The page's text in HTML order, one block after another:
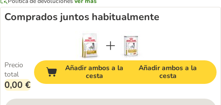
Comprados juntos habitualmente
Precio
total
0,00 €
Añadir ambos a la
cesta
Añadir ambos a la
cesta